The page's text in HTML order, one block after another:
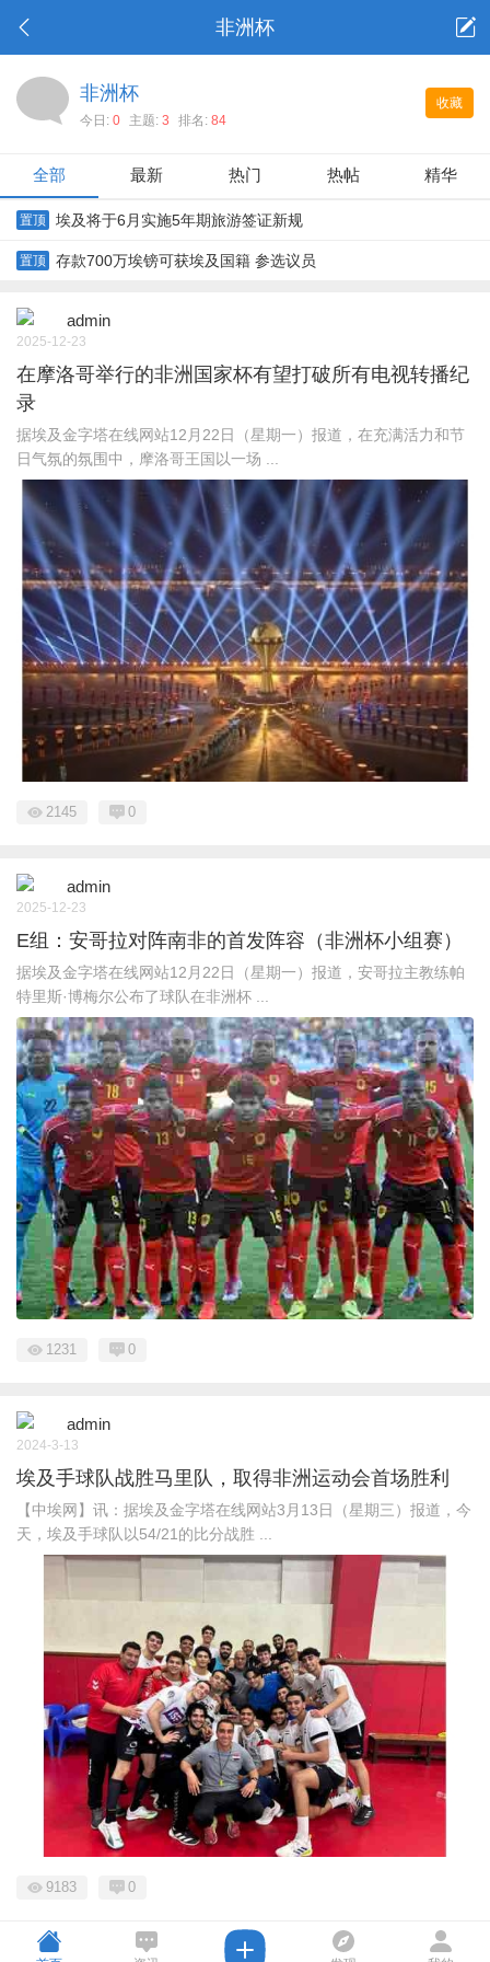
非洲杯
收藏
非洲杯
今日: 0 主题: 3 排名: 84
全部 最新 热门 热帖 精华
置顶 埃及将于6月实施5年期旅游签证新规
置顶 存款700万埃镑可获埃及国籍 参选议员
admin
2025-12-23
在摩洛哥举行的非洲国家杯有望打破所有电视转播纪
录
据埃及金字塔在线网站12月22日（星期一）报道，在充满活力和节
日气氛的氛围中，摩洛哥王国以一场 ...
2145 0
admin
2025-12-23
E组：安哥拉对阵南非的首发阵容（非洲杯小组赛）
据埃及金字塔在线网站12月22日（星期一）报道，安哥拉主教练帕
特里斯·博梅尔公布了球队在非洲杯 ...
1231 0
admin
2024-3-13
埃及手球队战胜马里队，取得非洲运动会首场胜利
【中埃网】讯：据埃及金字塔在线网站3月13日（星期三）报道，今
天，埃及手球队以54/21的比分战胜 ...
9183 0